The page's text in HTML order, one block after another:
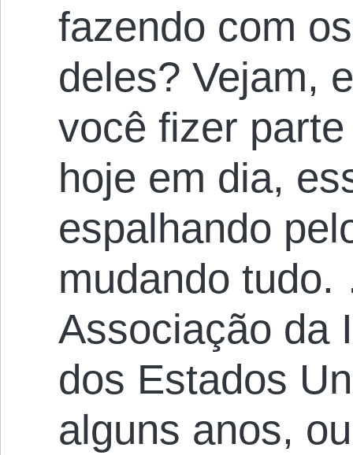
fazendo com
deles? Vejam,
você fizer
hoje em dia,
espalhando
mudando
Associação da
dos Estados
alguns anos,